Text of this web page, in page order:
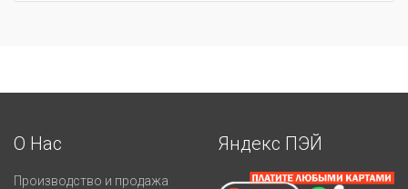
О Нас
Производство и продажа
Яндекс ПЭЙ